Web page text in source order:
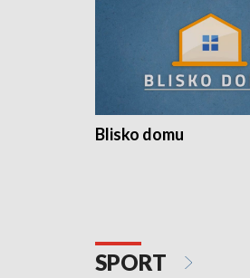
Blisko domu
SPORT